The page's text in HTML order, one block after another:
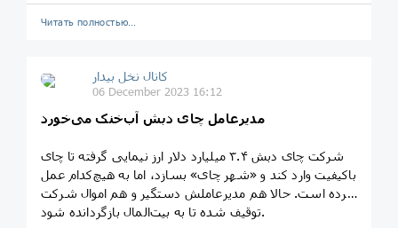
Читать полностью…
کانال نخل بیدار
06 December 2023 16:12
مدیرعامل چای دبش آب‌خنک می‌خورد
شرکت چای دبش ۳.۴ میلیارد دلار ارز نیمایی گرفته تا چای
باکیفیت وارد کند و «شهر چای» بسازد، اما به هیچ‌کدام عمل
نکرده است. حالا هم مدیرعاملش دستگیر و هم اموال شرکت
توقیف شده تا به بیت‌المال بازگردانده شود.